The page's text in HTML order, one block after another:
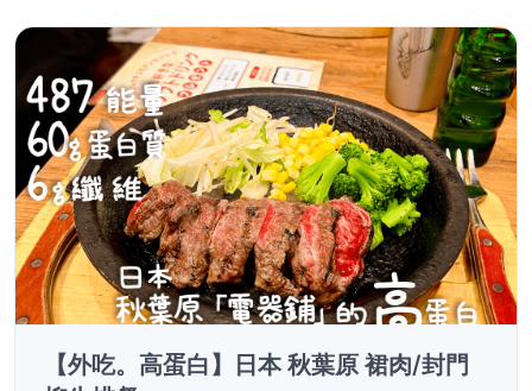
【外吃。高蛋白】日本 秋葉原 裙肉/封門